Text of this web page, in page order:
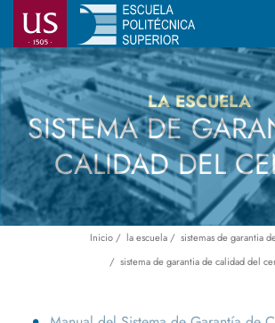
Pasar
contenido
principal
Menú
principal LA ESCUELA
SISTEMA DE
CALIDAD DEL
Inicio la escuela
sistemas de garantia
sistema de garantia de calidad del